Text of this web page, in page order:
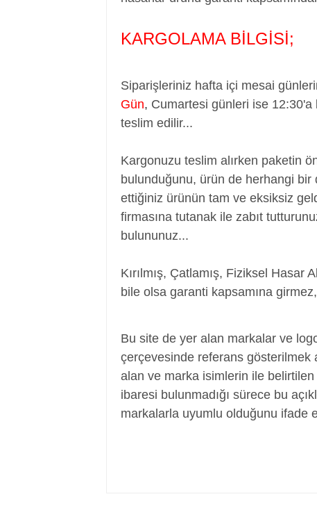
KARGOLAMA BİLGİSİ;
Siparişleriniz hafta içi mesai
Gün, Cumartesi günleri ise 12:30'a
teslim edilir...
Kargonuzu teslim alırken paketin
bulunduğunu, ürün de herhangi bir
ettiğiniz ürünün tam ve eksiksiz
firmasına tutanak ile zabıt
bulununuz...
Kırılmış, Çatlamış, Fiziksel Hasar
bile olsa garanti kapsamına
Bu site de yer alan markalar ve
çerçevesinde referans gösterilmek
alan ve marka isimlerin ile
ibaresi bulunmadığı sürece bu
markalarla uyumlu olduğunu ifade